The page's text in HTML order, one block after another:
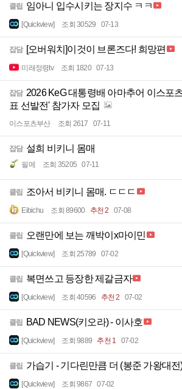
클립 임아니 입수시키는 장지수 ㅋㅋ
[Quickview] 조회 30529 07-13
잡담 [오버워치]이것이 브론즈다! 희망편
미래정령tv 조회 1820 07-13
잡담 2026 KeG 대통령배 아마추어 이스포
표 선발전' 참가자 모집
이스포츠부산 조회 2617 07-11
잡담 설희 비키니 몸매
필메 조회 35205 07-11
클립 조아서 비키니 몸매. ㄷㄷㄷ
Eibichu 조회 89600 추천 2 07-08
클립 오랜만에 보는 깨박이x마이민
[Quickview] 조회 25789 07-02
클립 복면쓰고 등장한 제갈금자
[Quickview] 조회 40596 추천 2 07-02
클립 BAD NEWS(키오라) - 이사호
[Quickview] 조회 9889 추천 1 07-02
클립 가습기 - 기다린만큼 더 (봉준 가왕대전
[Quickview] 조회 9867 07-02